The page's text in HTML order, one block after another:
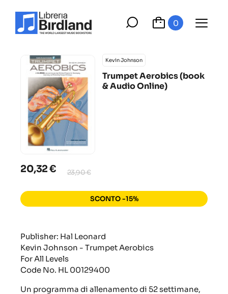
0
Kevin Johnson
Trumpet Aerobics (book
& Audio Online)
20,32 € 23,90 €
SCONTO -15%
Publisher: Hal Leonard
Kevin Johnson - Trumpet Aerobics
For All Levels
Code No. HL 00129400
Un programma di allenamento di 52 settimane,